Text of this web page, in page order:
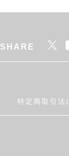
SHARE
特定商取引法